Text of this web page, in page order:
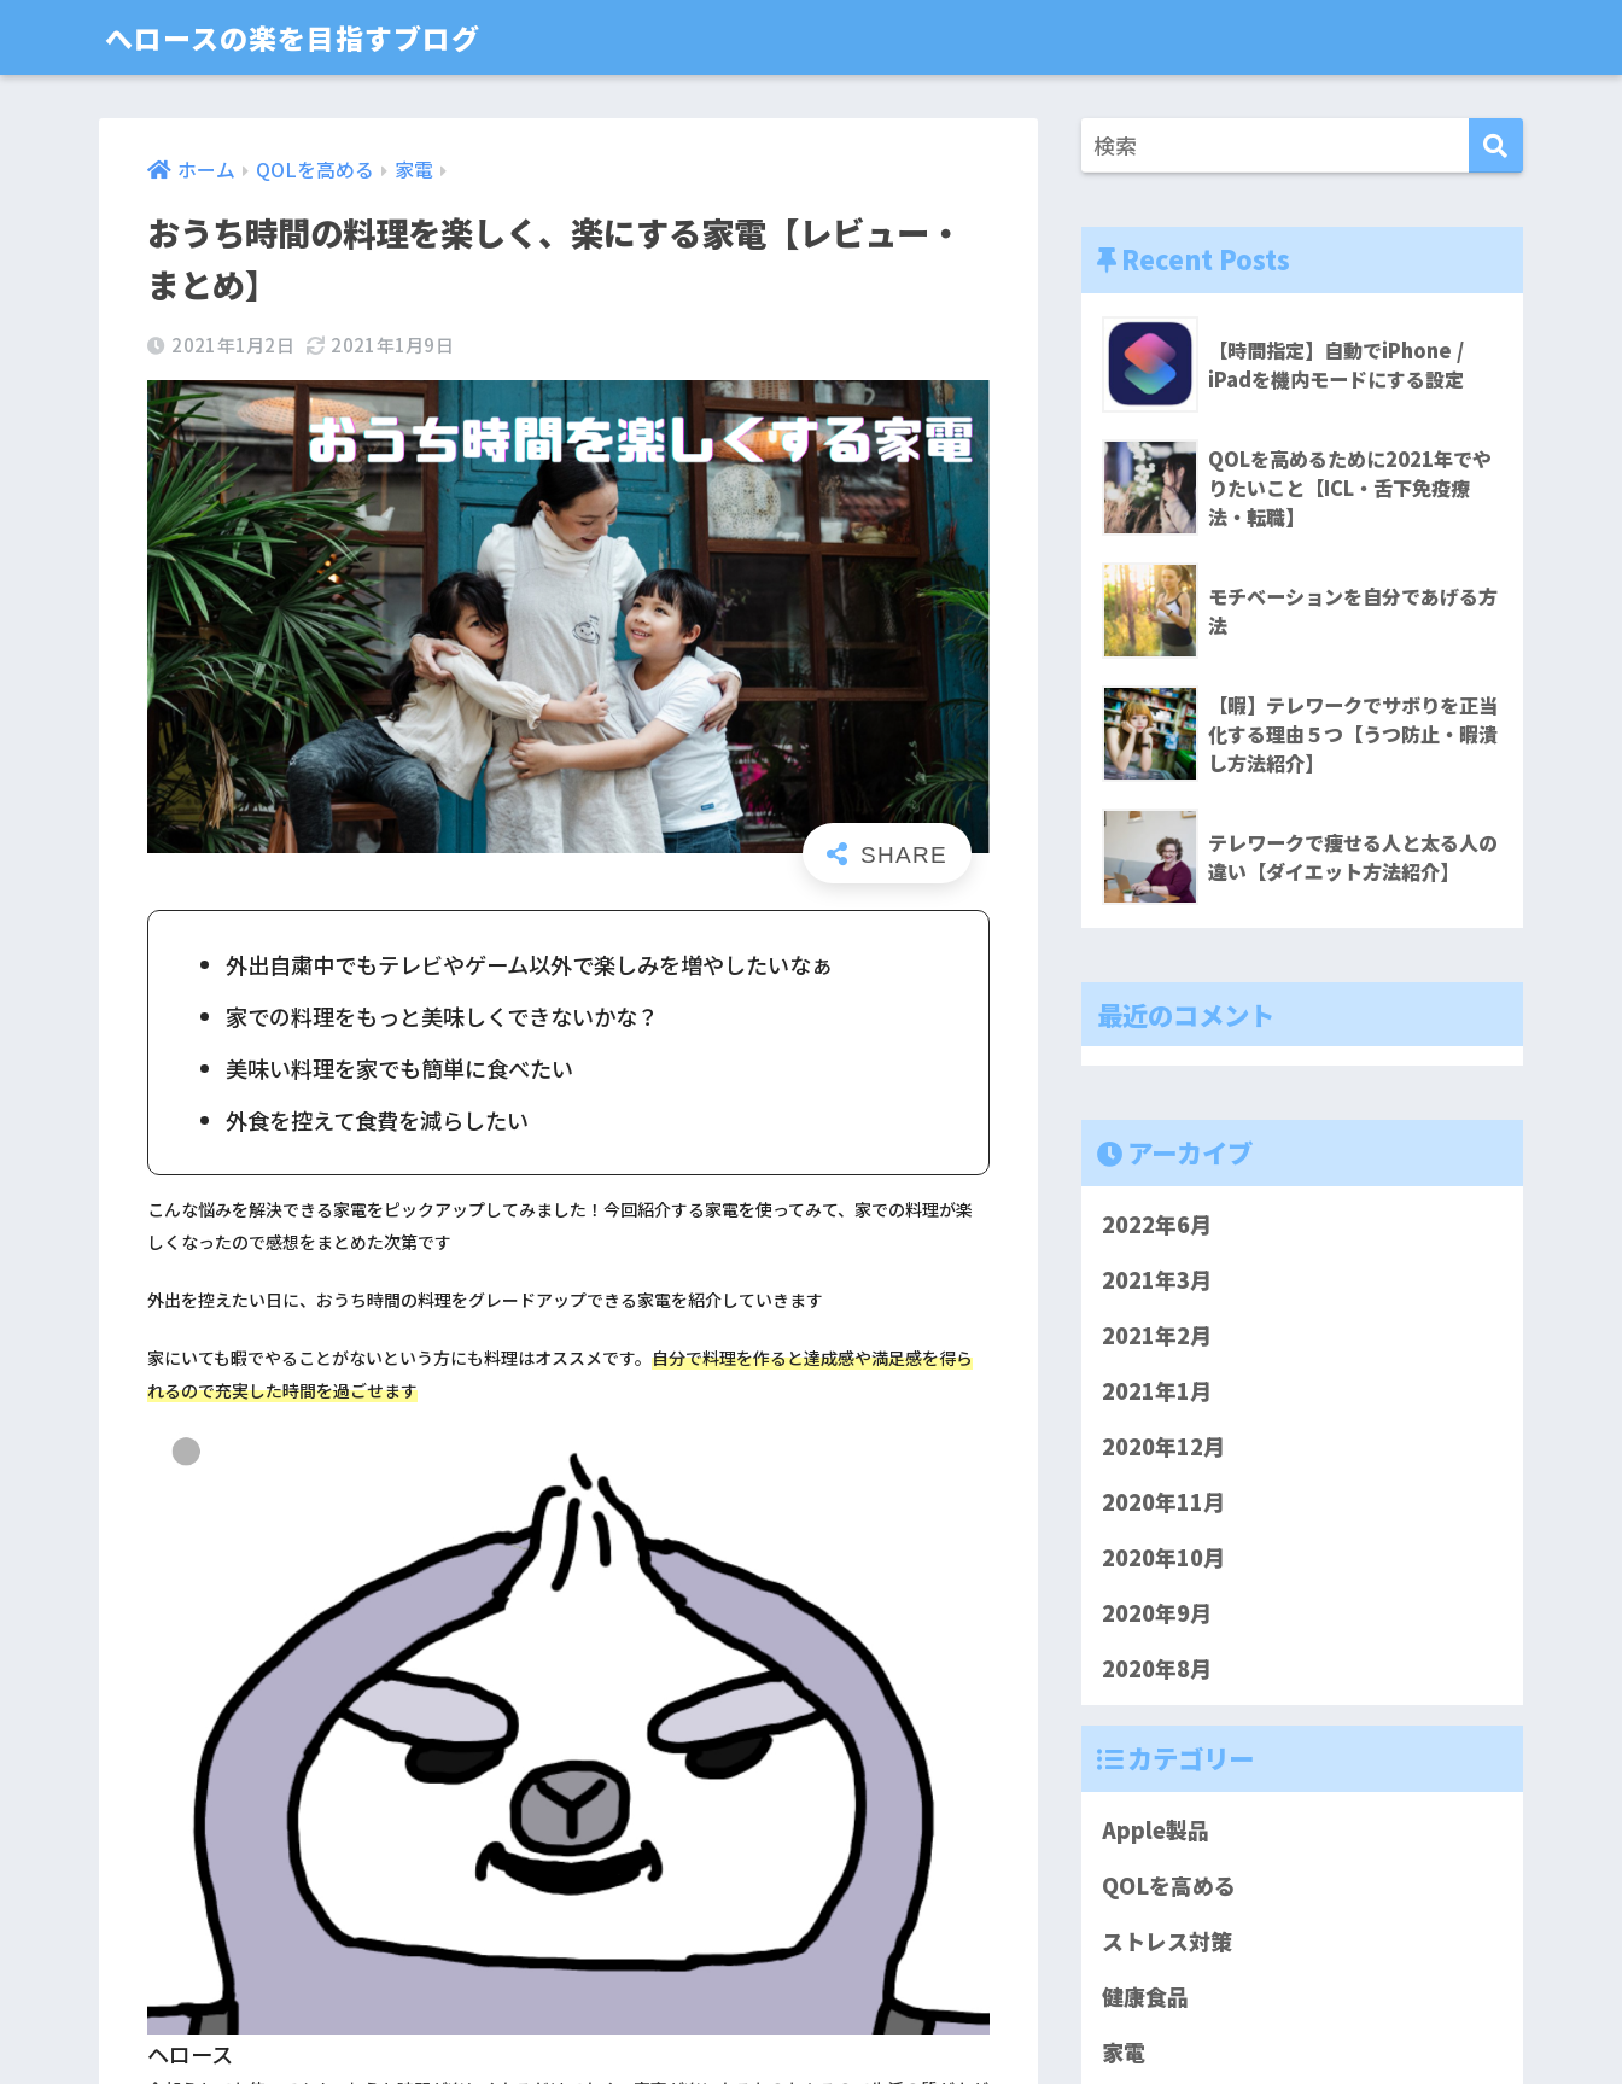
へロースの楽を目指すブログ
ホーム QOLを高める 家電
おうち時間の料理を楽しく、楽にする家電【レビュー・
まとめ】
2021年1月2日 2021年1月9日
外出自粛中でもテレビやゲーム以外で楽しみを増やしたいなぁ
家での料理をもっと美味しくできないかな？
美味い料理を家でも簡単に食べたい
外食を控えて食費を減らしたい
こんな悩みを解決できる家電をピックアップしてみました！今回紹介する家電を使ってみて、家での料理が楽
しくなったので感想をまとめた次第です
外出を控えたい日に、おうち時間の料理をグレードアップできる家電を紹介していきます
家にいても暇でやることがないという方にも料理はオススメです。 自分で料理を作ると達成感や満足感を得ら
れるので充実した時間を過ごせます
ヘロース
Recent Posts
【時間指定】自動でiPhone /
iPadを機内モードにする設定
QOLを高めるために2021年でや
りたいこと【ICL・舌下免疫療
法・転職】
モチベーションを自分であげる方
法
【暇】テレワークでサボりを正当
化する理由５つ【うつ防止・暇潰
し方法紹介】
テレワークで痩せる人と太る人の
違い【ダイエット方法紹介】
最近のコメント
アーカイブ
2022年6月
2021年3月
2021年2月
2021年1月
2020年12月
2020年11月
2020年10月
2020年9月
2020年8月
カテゴリー
Apple製品
QOLを高める
ストレス対策
健康食品
家電